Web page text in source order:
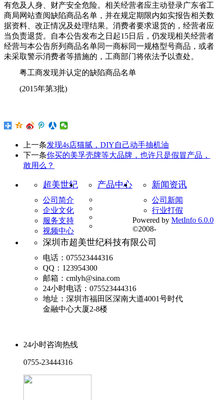
有危及人身、财产安全危险。相关经营者应主动登录广东省工
商局网站查阅缺陷商品名单，并在规定期限内如实报告相关数
据资料、改正情况及处理结果。消费者要求退货的，经营者应
当负责退货。自本公告发布之日起15日后，仍发现相关经营者
经营与本公告所列商品名单同一商标同一规格型号商品，或者
未采取警示消费者等措施的，工商部门将依法予以查处。
粤工商发现并认定的缺陷商品名单
(2015年第3批)
上一条发现4s店猫腻，DIY自己动手抽机油
下一条你买的美孚壳牌等大品牌，也许只是假冒产品，
敢用么？
超美世纪
公司简介
企业文化
服务支持
视频中心
产品中心 新闻资讯
公司新闻
行业打假
深圳市超美世纪科技有限公司
电话：075523444316
QQ：123954300
邮箱：cmlyh@sina.com
24小时电话：075523444316
地址：深圳市福田区深南大道4001号时代
金融中心大厦2-8楼
24小时咨询热线
0755-23444316
Powered by MetInfo 6.0.0
©2008-